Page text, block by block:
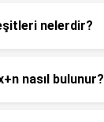
nelerdir?
nasıl bulunur?